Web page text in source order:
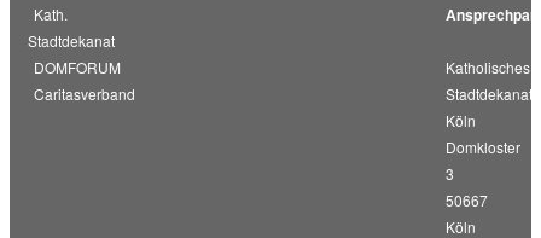
Kath.
Stadtdekanat
DOMFORUM
Caritasverband
Katholisches
Stadtdekanat
Köln
Domkloster
3
50667
Köln